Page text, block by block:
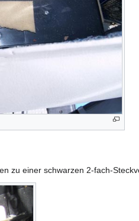
zu einer schwarzen 2-fach-